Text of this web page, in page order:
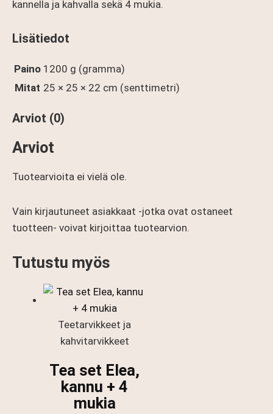
kannella ja kahvalla sekä 4 mukia.
Lisätiedot
Paino 1200 g (gramma)
Mitat 25 × 25 × 22 cm (senttimetri)
Arviot (0)
Arviot
Tuotearvioita ei vielä ole.
Vain kirjautuneet asiakkaat -jotka ovat ostaneet
tuotteen- voivat kirjoittaa tuotearvion.
Tutustu myös
Teetarvikkeet ja
kahvitarvikkeet
Tea set Elea,
kannu + 4
mukia